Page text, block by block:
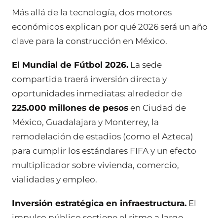
Más allá de la tecnología, dos motores
económicos explican por qué 2026 será un año
clave para la construcción en México.
El Mundial de Fútbol 2026. La sede
compartida traerá inversión directa y
oportunidades inmediatas: alrededor de
225.000 millones de pesos en Ciudad de
México, Guadalajara y Monterrey, la
remodelación de estadios (como el Azteca)
para cumplir los estándares FIFA y un efecto
multiplicador sobre vivienda, comercio,
vialidades y empleo.
Inversión estratégica en infraestructura. El